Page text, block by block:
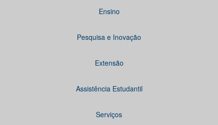
Ensino
Pesquisa e Inovação
Extensão
Assistência Estudantil
Serviços